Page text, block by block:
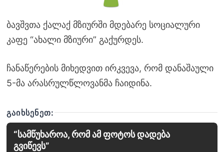
ბავშვთა ქალაქ მზიურში მდებარე სოციალური
კაფე “ახალი მზიური” გაქურდეს.
ჩანაწერების მიხედვით ირკვევა, რომ დანაშაული
5-მა არასრულწლოვანმა ჩაიდინა.
ᲒᲐᲘᲮᲡᲔᲜᲔᲗ:
“სამწუხაროა, რომ ამ ფოტოს დადება
გვიწევს”